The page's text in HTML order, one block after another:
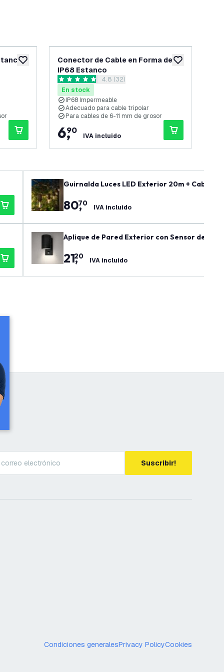
añadir a lista de deseos añadir a lista
Conector de Cable en Forma de T
IP68 Estanco
abrir el panel de reseñas
4.8 estrellas de puntuación
4.8 (32)
En stock
IP68 Impermeable
Adecuado para cable tripolar
Para cables de 6-11 mm de grosor
6,
90
IVA incluido
Guirnalda Luces LED Exterior 20m + Cable
80,
70 IVA incluido
Aplique de Pared Exterior con Sensor de
21,
20 IVA incluido
Suscribir!
Condiciones generalesPrivacy PolicyCookies